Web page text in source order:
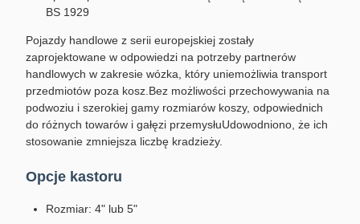
BS 1929
Pojazdy handlowe z serii europejskiej zostały
zaprojektowane w odpowiedzi na potrzeby partnerów
handlowych w zakresie wózka, który uniemożliwia transport
przedmiotów poza kosz.Bez możliwości przechowywania na
podwoziu i szerokiej gamy rozmiarów koszy, odpowiednich
do różnych towarów i gałęzi przemysłuUdowodniono, że ich
stosowanie zmniejsza liczbę kradzieży.
Opcje kastoru
Rozmiar: 4" lub 5"